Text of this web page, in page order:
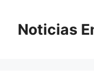
contenido
Noticias